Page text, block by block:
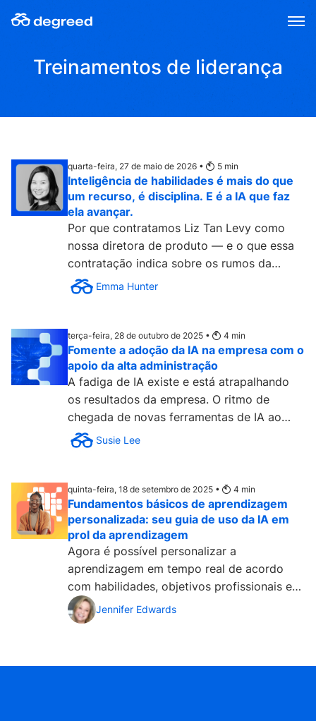
Treinamentos de liderança
quarta-feira, 27 de maio de 2026 • 5 min
Inteligência de habilidades é mais do que
um recurso, é disciplina. E é a IA que faz
ela avançar.
Por que contratamos Liz Tan Levy como
nossa diretora de produto — e o que essa
contratação indica sobre os rumos da
Degreed. Neste exato...
Emma Hunter
terça-feira, 28 de outubro de 2025 • 4 min
Fomente a adoção da IA na empresa com o
apoio da alta administração
A fadiga de IA existe e está atrapalhando
os resultados da empresa. O ritmo de
chegada de novas ferramentas de IA ao
mercado é tão acelerado...
Susie Lee
quinta-feira, 18 de setembro de 2025 • 4 min
Fundamentos básicos de aprendizagem
personalizada: seu guia de uso da IA em
prol da aprendizagem
Agora é possível personalizar a
aprendizagem em tempo real de acordo
com habilidades, objetivos profissionais e
preferências de aprendizagem....
Jennifer Edwards